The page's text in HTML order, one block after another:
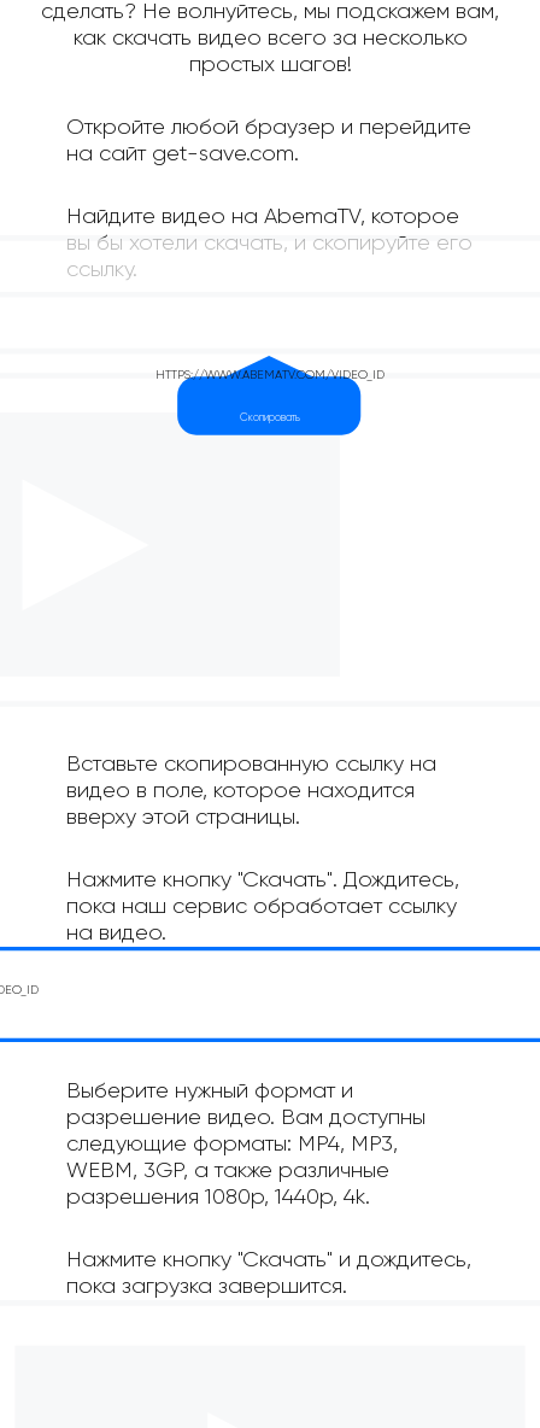
сделать? Не волнуйтесь, мы подскажем вам,
как скачать видео всего за несколько
простых шагов!
Откройте любой браузер и перейдите
на сайт get-save.com.
Найдите видео на AbemaTV, которое
вы бы хотели скачать, и скопируйте его
ссылку.
Вставьте скопированную ссылку на
видео в поле, которое находится
вверху этой страницы.
Нажмите кнопку "Скачать". Дождитесь,
пока наш сервис обработает ссылку
на видео.
Выберите нужный формат и
разрешение видео. Вам доступны
следующие форматы: MP4, MP3,
WEBM, 3GP, а также различные
разрешения 1080p, 1440p, 4k.
Нажмите кнопку "Скачать" и дождитесь,
пока загрузка завершится.